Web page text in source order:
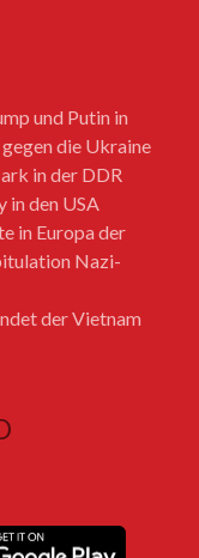
und Putin in
die Ukraine
in der DDR
in den USA
in Europa der
Nazi-
der Vietnam